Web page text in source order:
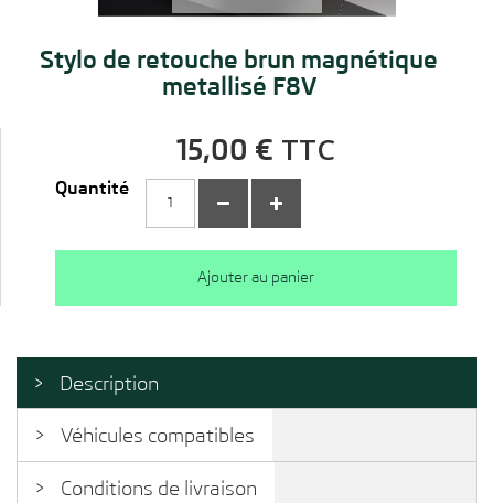
Stylo de retouche brun magnétique
metallisé F8V
15,00 € TTC
Quantité
Ajouter au panier
Description
Véhicules compatibles
Conditions de livraison